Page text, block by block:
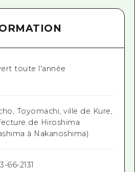
toute l'année
Toyomachi, ville de Kure,
de Hiroshima
à Nakanoshima)
66-2131